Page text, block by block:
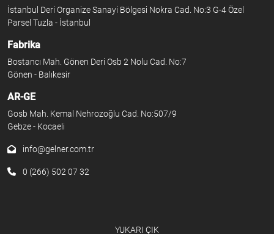
İstanbul Deri Organize Sanayi Bölgesi Nokra Cad. No:3 G-4 Özel
Parsel Tuzla - İstanbul
Fabrika
Bostancı Mah. Gönen Deri Osb 2 Nolu Cad. No:7
Gönen - Balıkesir
AR-GE
Gosb Mah. Kemal Nehrozoğlu Cad. No:507/9
Gebze - Kocaeli
info@gelner.com.tr
0 (266) 502 07 32
YUKARI ÇIK